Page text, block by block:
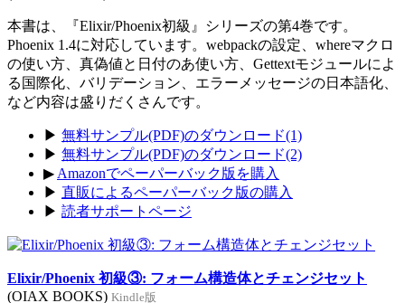
本書は、『Elixir/Phoenix初級』シリーズの第4巻です。
Phoenix 1.4に対応しています。webpackの設定、whereマクロ
の使い方、真偽値と日付のあ使い方、Gettextモジュールによ
る国際化、バリデーション、エラーメッセージの日本語化、
など内容は盛りだくさんです。
▶ 無料サンプル(PDF)のダウンロード(1)
▶ 無料サンプル(PDF)のダウンロード(2)
▶ Amazonでペーパーバック版を購入
▶ 直販によるペーパーバック版の購入
▶ 読者サポートページ
Elixir/Phoenix 初級③: フォーム構造体とチェンジセット
(OIAX BOOKS) Kindle版